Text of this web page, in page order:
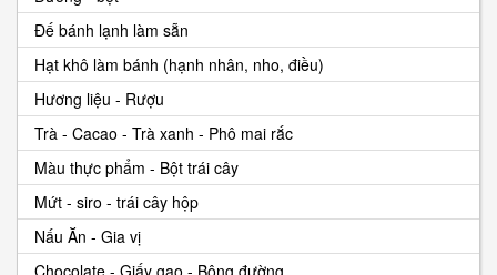
Đế bánh lạnh làm sẵn
Hạt khô làm bánh (hạnh nhân, nho, điều)
Hương liệu - Rượu
Trà - Cacao - Trà xanh - Phô mai rắc
Màu thực phẩm - Bột trái cây
Mứt - siro - trái cây hộp
Nấu Ăn - Gia vị